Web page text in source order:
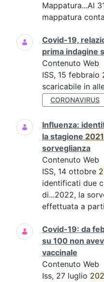
Mappatura...Al
mappatura
Covid-19,
prima indagine
Contenuto Web
ISS, 15 febbraio
scaricabile in
CORONAVIRUS
Influenza:
la stagione 2021
sorveglianza
Contenuto Web
ISS, 14 ottobre
identificati due
di...2022, la
effettuata a
Covid-19: da
su 100 non
vaccinale
Contenuto Web
Iss, 27 luglio